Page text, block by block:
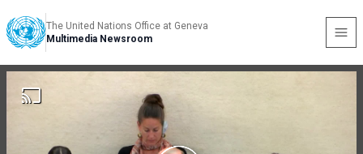
The United Nations Office at Geneva
Multimedia Newsroom